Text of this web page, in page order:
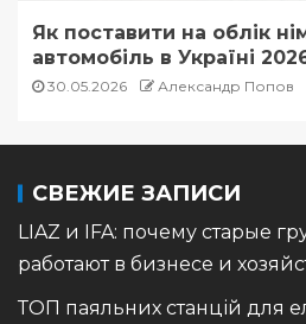
Як поставити на облік
автомобіль в Україні
30.05.2026 Александр Попов
СВЕЖИЕ ЗАПИСИ
LIAZ и IFA: почему старые
работают в бизнесе и
ТОП паяльних станцій для